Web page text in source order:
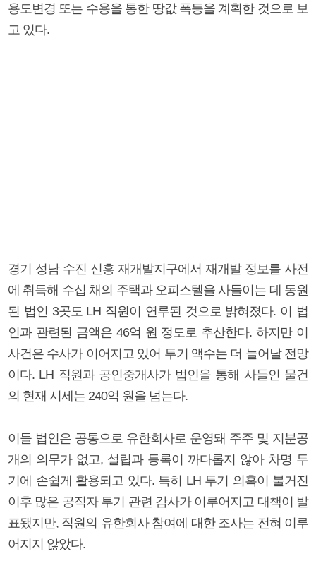
용도변경 또는 수용을 통한 땅값 폭등을 계획한 것으로 보
고 있다.
경기 성남 수진 신흥 재개발지구에서 재개발 정보를 사전
에 취득해 수십 채의 주택과 오피스텔을 사들이는 데 동원
된 법인 3곳도 LH 직원이 연루된 것으로 밝혀졌다. 이 법
인과 관련된 금액은 46억 원 정도로 추산한다. 하지만 이
사건은 수사가 이어지고 있어 투기 액수는 더 늘어날 전망
이다. LH 직원과 공인중개사가 법인을 통해 사들인 물건
의 현재 시세는 240억 원을 넘는다.
이들 법인은 공통으로 유한회사로 운영돼 주주 및 지분공
개의 의무가 없고, 설립과 등록이 까다롭지 않아 차명 투
기에 손쉽게 활용되고 있다. 특히 LH 투기 의혹이 불거진
이후 많은 공직자 투기 관련 감사가 이루어지고 대책이 발
표됐지만, 직원의 유한회사 참여에 대한 조사는 전혀 이루
어지지 않았다.